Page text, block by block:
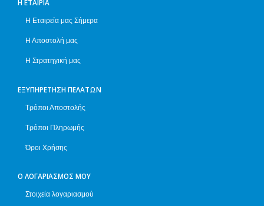
Η ΕΤΑΙΡΊΑ
Η Εταιρεία μας Σήμερα
Η Αποστολή μας
Η Στρατηγική μας
ΕΞΥΠΗΡΈΤΗΣΗ ΠΕΛΑΤΏΝ
Τρόποι Αποστολής
Τρόποι Πληρωμής
Όροι Χρήσης
Ο ΛΟΓΑΡΙΑΣΜΌΣ ΜΟΥ
Στοιχεία λογαριασμού